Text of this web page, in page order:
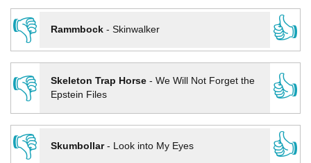
👎
Rammbock- Skinwalker
👍
👎
Skeleton Trap Horse- We Will Not Forget the
Epstein Files
👍
👎
Skumbollar- Look into My Eyes
👍